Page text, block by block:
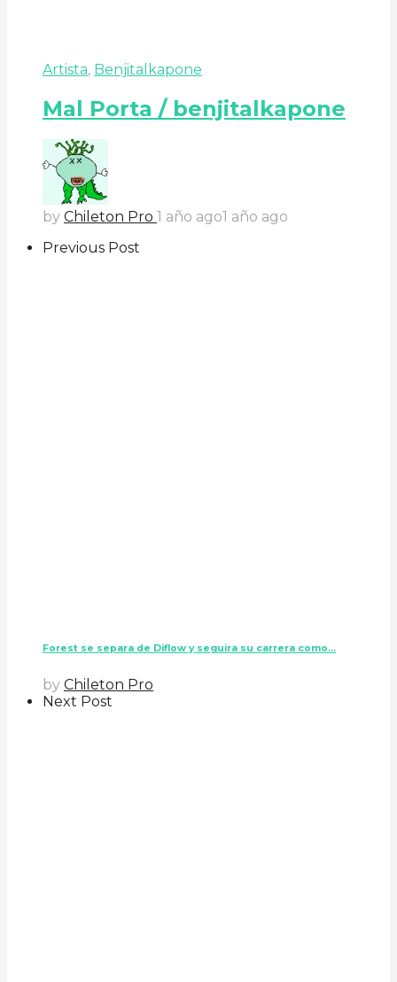
Artista, Benjitalkapone
Mal Porta / benjitalkapone
by Chileton Pro 1 año ago1 año ago
Previous Post
Forest se separa de Diflow y seguira su carrera como...
by Chileton Pro
Next Post